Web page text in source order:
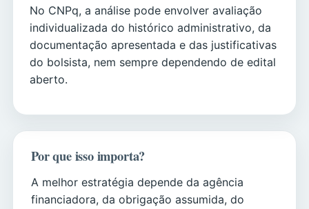
No CNPq, a análise pode envolver avaliação
individualizada do histórico administrativo, da
documentação apresentada e das justificativas
do bolsista, nem sempre dependendo de edital
aberto.
Por que isso importa?
A melhor estratégia depende da agência
financiadora, da obrigação assumida, do